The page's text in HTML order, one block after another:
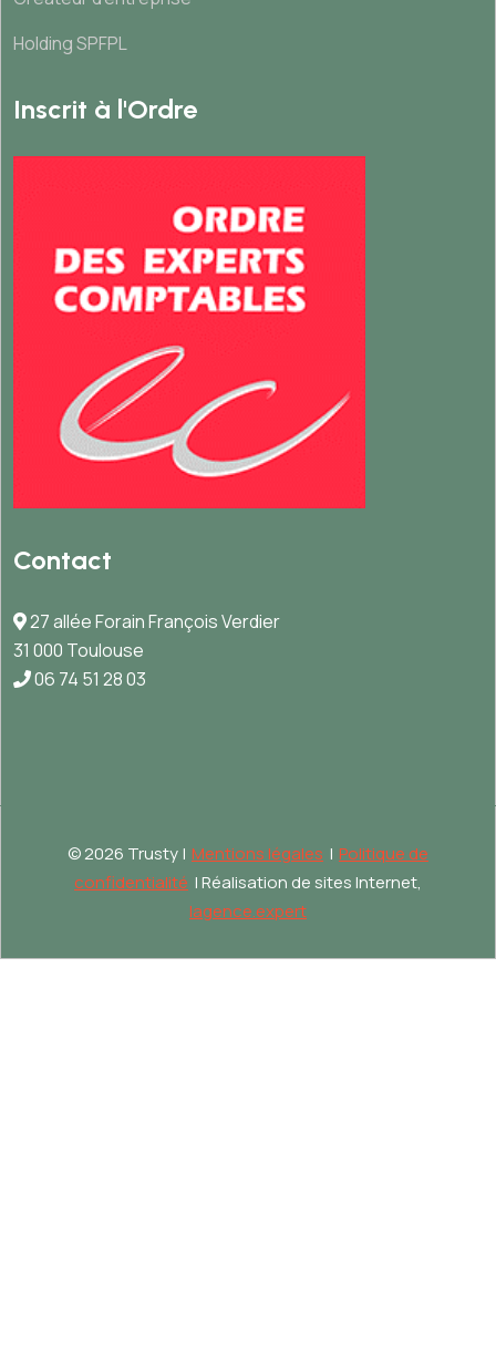
Holding SPFPL
Inscrit à l'Ordre
Contact
27 allée Forain François Verdier
31 000 Toulouse
06 74 51 28 03
©2026 Trusty | Mentions légales | Politique de
confidentialité | Réalisation de sites Internet,
lagence.expert